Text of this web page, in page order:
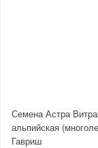
Семена Астра
альпийская
Гавриш